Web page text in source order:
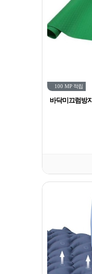
100 MP 적립
바닥미끄럼방